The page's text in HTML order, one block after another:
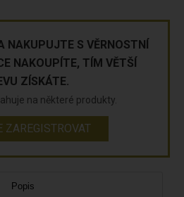
NAKUPUJTE S VĚRNOSTNÍ
NAKOUPÍTE, TÍM VĚTŠÍ
ZÍSKÁTE.
na některé produkty.
ZAREGISTROVAT
Popis